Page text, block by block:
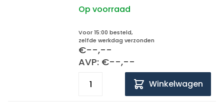
Op voorraad
Voor 15:00 besteld,
zelfde werkdag verzonden
€--,--
AVP: €--,--
Winkelwagen